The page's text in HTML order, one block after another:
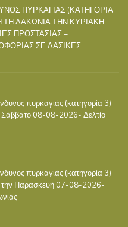
ΠΥΡΚΑΓΙΑΣ (ΚΑΤΗΓΟΡΙΑ
ΤΗ ΛΑΚΩΝΙΑ ΤΗΝ ΚΥΡΙΑΚΗ
ΠΡΟΣΤΑΣΙΑΣ –
ΣΕ ΔΑΣΙΚΕΣ
πυρκαγιάς (κατηγορία 3)
Σάββατο 08-08-2026- Δελτίο
πυρκαγιάς (κατηγορία 3)
την Παρασκευή 07-08-2026-